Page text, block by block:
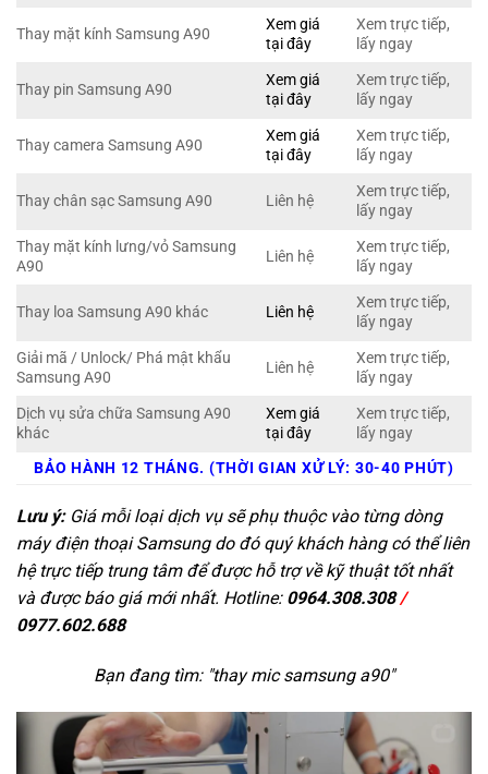
Thay mặt kính Samsung A90
Xem giá
tại đây
Xem trực tiếp,
lấy ngay
Thay pin Samsung A90
Xem giá
tại đây
Xem trực tiếp,
lấy ngay
Thay camera Samsung A90
Xem giá
tại đây
Xem trực tiếp,
lấy ngay
Thay chân sạc Samsung A90 Liên hệ
Xem trực tiếp,
lấy ngay
Thay mặt kính lưng/vỏ Samsung
A90
Liên hệ
Xem trực tiếp,
lấy ngay
Thay loa Samsung A90 khác Liên hệ
Xem trực tiếp,
lấy ngay
Giải mã / Unlock/ Phá mật khẩu
Samsung A90
Liên hệ
Xem trực tiếp,
lấy ngay
Dịch vụ sửa chữa Samsung A90
khác
Xem giá
tại đây
Xem trực tiếp,
lấy ngay
BẢO HÀNH 12 THÁNG. (THỜI GIAN XỬ LÝ: 30-40 PHÚT)
Lưu ý:Giá mỗi loại dịch vụ sẽ phụ thuộc vào từng dòng
máy điện thoại Samsung do đó quý khách hàng có thể liên
hệ trực tiếp trung tâm để được hỗ trợ về kỹ thuật tốt nhất
và được báo giá mới nhất. Hotline: 0964.308.308/
0977.602.688
Bạn đang tìm: "thay mic samsung a90"